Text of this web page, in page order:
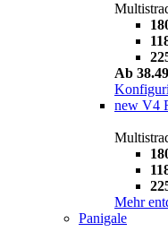
Ab
new V4
Mehr
Panigale